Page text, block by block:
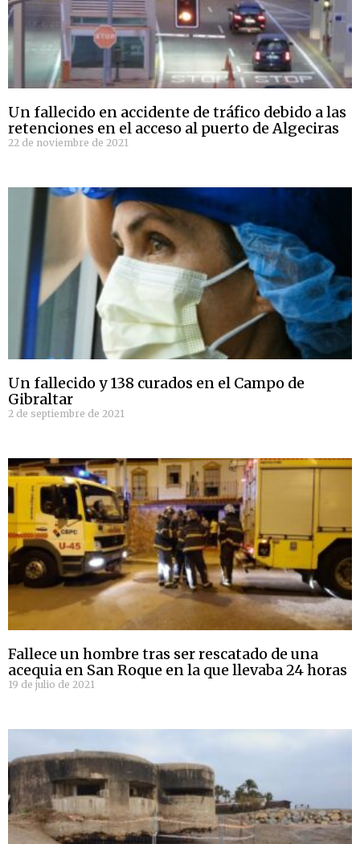
Un fallecido en accidente de tráfico debido a las
retenciones en el acceso al puerto de Algeciras
22 de noviembre de 2021
Un fallecido y 138 curados en el Campo de
Gibraltar
2 de septiembre de 2021
Fallece un hombre tras ser rescatado de una
acequia en San Roque en la que llevaba 24 horas
19 de julio de 2021